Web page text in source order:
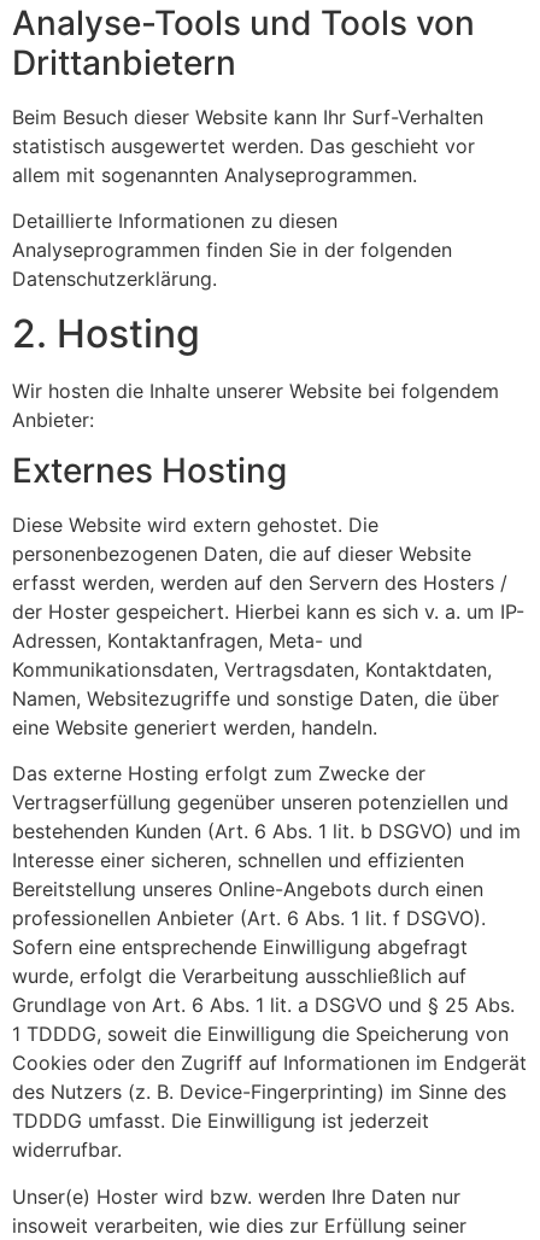
Analyse-Tools und Tools von
Dritt­anbietern
Beim Besuch dieser Website kann Ihr Surf-Verhalten
statistisch ausgewertet werden. Das geschieht vor
allem mit sogenannten Analyseprogrammen.
Detaillierte Informationen zu diesen
Analyseprogrammen finden Sie in der folgenden
Datenschutzerklärung.
2. Hosting
Wir hosten die Inhalte unserer Website bei folgendem
Anbieter:
Externes Hosting
Diese Website wird extern gehostet. Die
personenbezogenen Daten, die auf dieser Website
erfasst werden, werden auf den Servern des Hosters /
der Hoster gespeichert. Hierbei kann es sich v. a. um IP-
Adressen, Kontaktanfragen, Meta- und
Kommunikationsdaten, Vertragsdaten, Kontaktdaten,
Namen, Websitezugriffe und sonstige Daten, die über
eine Website generiert werden, handeln.
Das externe Hosting erfolgt zum Zwecke der
Vertragserfüllung gegenüber unseren potenziellen und
bestehenden Kunden (Art. 6 Abs. 1 lit. b DSGVO) und im
Interesse einer sicheren, schnellen und effizienten
Bereitstellung unseres Online-Angebots durch einen
professionellen Anbieter (Art. 6 Abs. 1 lit. f DSGVO).
Sofern eine entsprechende Einwilligung abgefragt
wurde, erfolgt die Verarbeitung ausschließlich auf
Grundlage von Art. 6 Abs. 1 lit. a DSGVO und § 25 Abs.
1 TDDDG, soweit die Einwilligung die Speicherung von
Cookies oder den Zugriff auf Informationen im Endgerät
des Nutzers (z. B. Device-Fingerprinting) im Sinne des
TDDDG umfasst. Die Einwilligung ist jederzeit
widerrufbar.
Unser(e) Hoster wird bzw. werden Ihre Daten nur
insoweit verarbeiten, wie dies zur Erfüllung seiner